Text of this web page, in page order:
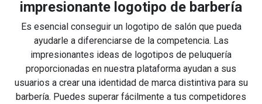
impresionante logotipo de barbería
Es esencial conseguir un logotipo de salón que pueda
ayudarle a diferenciarse de la competencia. Las
impresionantes ideas de logotipos de peluquería
proporcionadas en nuestra plataforma ayudan a sus
usuarios a crear una identidad de marca distintiva para su
barbería. Puedes superar fácilmente a tus competidores